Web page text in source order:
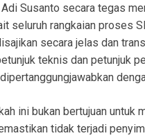
Susanto secara tegas
seluruh rangkaian proses
secara jelas dan
teknis dan petunjuk
ini bukan bertujuan
tidak terjadi